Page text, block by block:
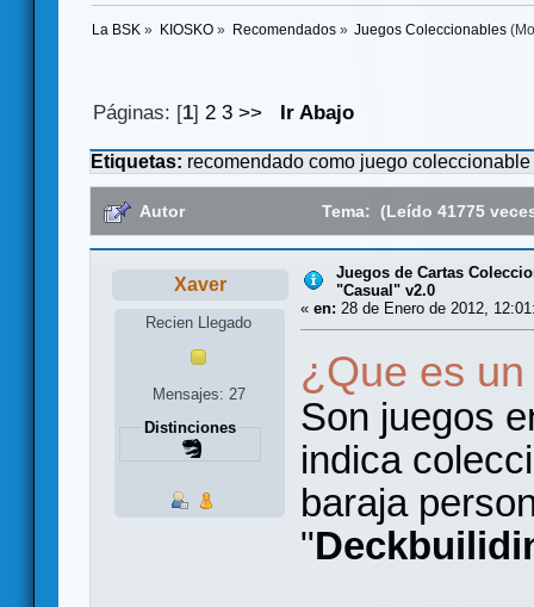
La BSK » KIOSKO» Recomendados» Juegos Coleccionables
Páginas: [1]2 3 >> Ir Abajo
Etiquetas: recomendado como juego coleccionable
Autor Tema: (Leído 41775
Xaver
Recien Llegado
Mensajes: 27
Distinciones
Juegos de Cartas
"Casual" v2.0
« en: 28 de Enero de 2012,
¿Que es
Son juegos
indica
baraja
"